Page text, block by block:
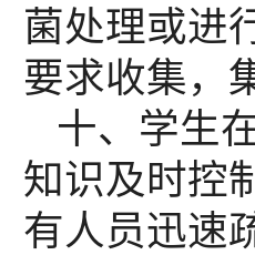
菌处理或进
要求收集，
十、学生
知识及时控
有人员迅速